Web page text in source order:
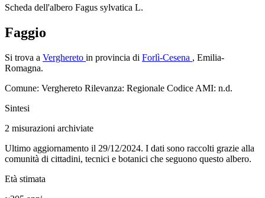
Scheda dell'albero Fagus sylvatica L.
Faggio
Si trova a Verghereto in provincia di Forlì-Cesena , Emilia-
Romagna.
Comune: Verghereto Rilevanza: Regionale Codice AMI: n.d.
Sintesi
2 misurazioni archiviate
Ultimo aggiornamento il 29/12/2024. I dati sono raccolti grazie alla
comunità di cittadini, tecnici e botanici che seguono questo albero.
Età stimata